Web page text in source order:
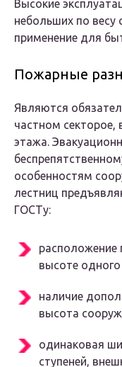
Высокие
небольших по весу
применение для
Пожарные
Являются
частном
этажа.
особенностям
лестниц
ГОСТу:
расположение
высоте
наличие
высота
одинаковая
ступеней,